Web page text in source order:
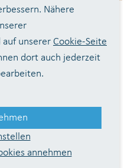
ehemalige
älteste Siegburger
Von 1964 bis
Verband tätig.
5. November 1912 im
zog die Familie nach
eine Anstellung im
ging auf die
Nähere
auf unserer Cookie-Seite
dort auch jederzeit
annehmen